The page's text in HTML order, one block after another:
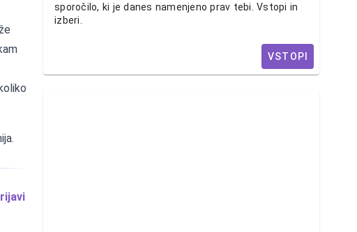
sporočilo, ki je danes namenjeno prav tebi. Vstopi in
izberi.
VSTOPI